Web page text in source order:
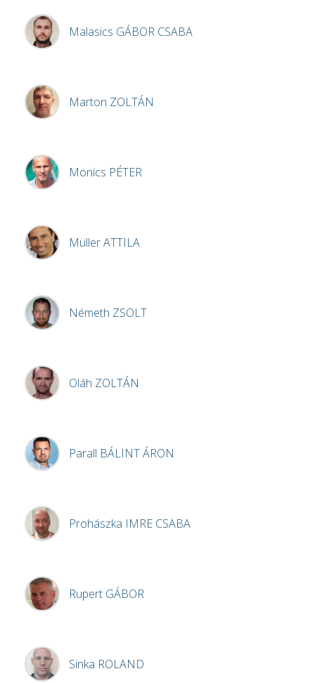
Malasics GÁBOR CSABA
Marton ZOLTÁN
Monics PÉTER
MüllerATTILA
Németh ZSOLT
Oláh ZOLTÁN
Parall BÁLINT ÁRON
Prohászka IMRE CSABA
Rupert GÁBOR
Sinka ROLAND